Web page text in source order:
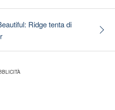
Ridge tenta di